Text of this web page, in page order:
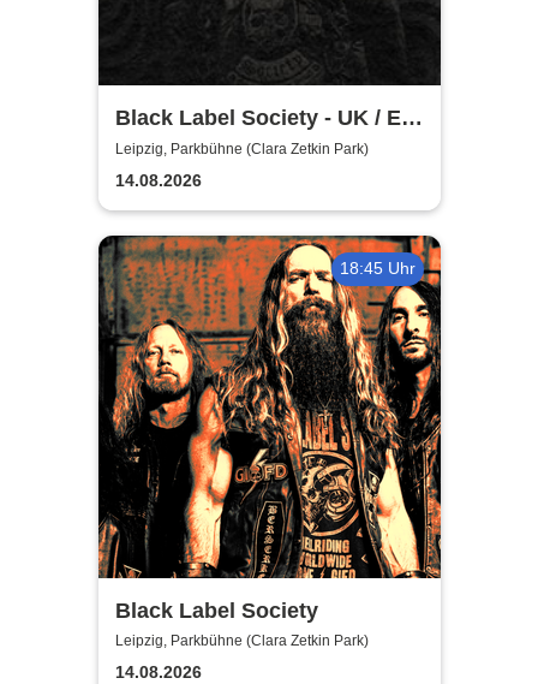
Black Label Society - UK / EU
TOUR 2026
Leipzig, Parkbühne (Clara Zetkin Park)
14.08.2026
18:45 Uhr
Black Label Society
Leipzig, Parkbühne (Clara Zetkin Park)
14.08.2026